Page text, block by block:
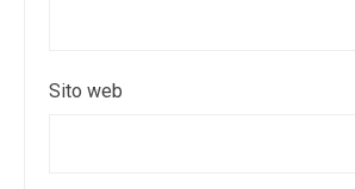
Sito web